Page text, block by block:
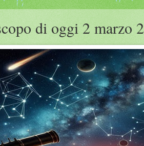
di oggi 2 marzo